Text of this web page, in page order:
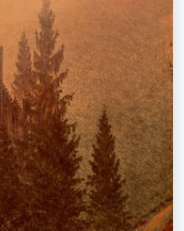
tableau sombre, nu debout près d'un